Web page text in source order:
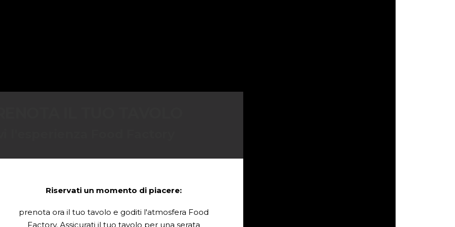
Riservati un momento di piacere:
prenota ora il tuo tavolo e goditi l'atmosfera Food
Factory. Assicurati il tuo tavolo per una serata